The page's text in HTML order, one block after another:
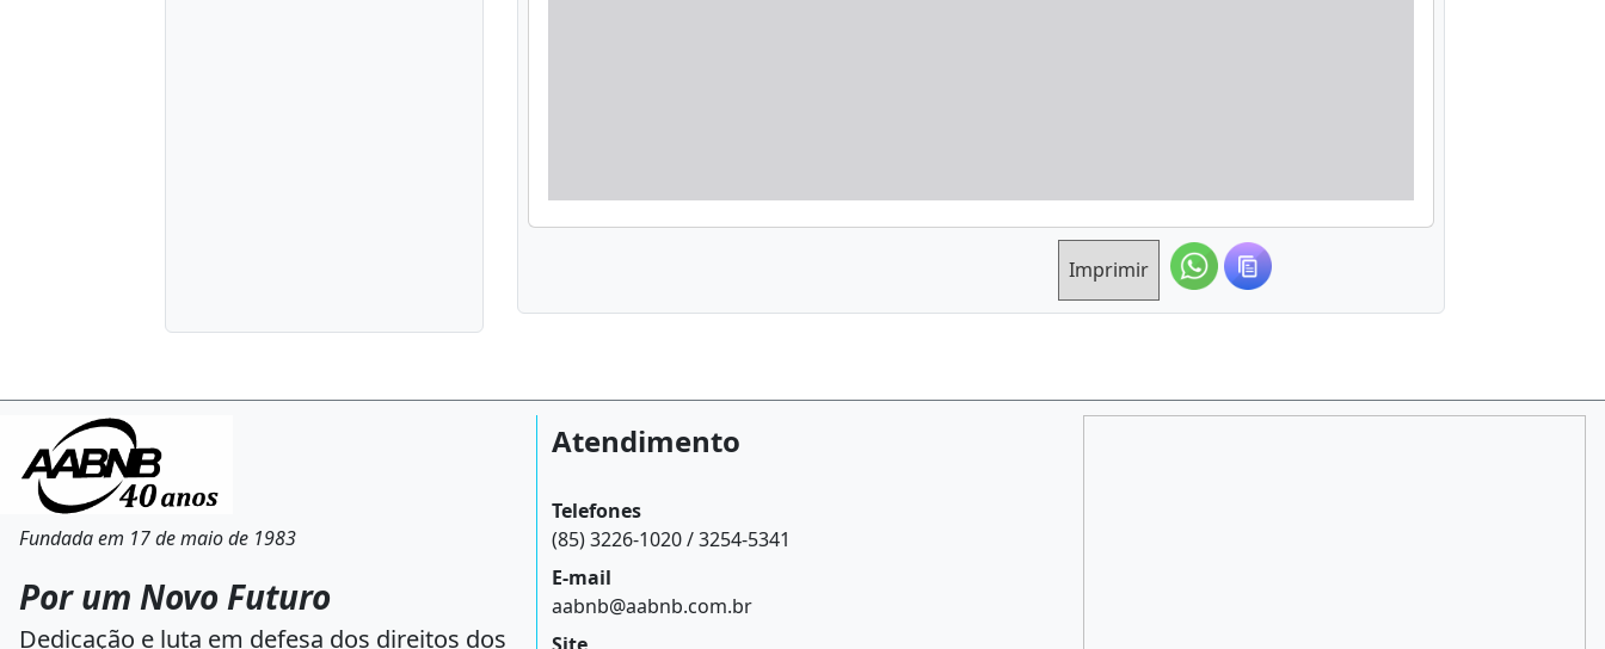
Imprimir
Fundada em 17 de maio de 1983
Por um Novo Futuro
Dedicação e luta em defesa dos direitos dos
Atendimento
Telefones
(85) 3226-1020 / 3254-5341
E-mail
aabnb@aabnb.com.br